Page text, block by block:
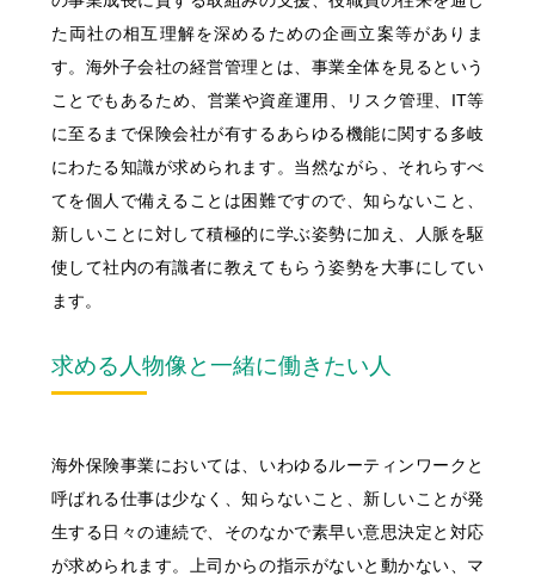
多様な人財が活躍する会社
ひとに健康を、まちに元気を。
明治安田ブランドサイト
明治安田Ｊリーグ
明治安田公式ホームページ
女子プロゴルフ協賛
明治安田公式ホームページ
明治安田公式ホームページ
た両社の相互理解を深めるための企画立案等がありま
す。海外子会社の経営管理とは、事業全体を見るという
ことでもあるため、営業や資産運用、リスク管理、IT等
に至るまで保険会社が有するあらゆる機能に関する多岐
にわたる知識が求められます。当然ながら、それらすべ
てを個人で備えることは困難ですので、知らないこと、
新しいことに対して積極的に学ぶ姿勢に加え、人脈を駆
使して社内の有識者に教えてもらう姿勢を大事にしてい
ます。
求める人物像と一緒に働きたい人
海外保険事業においては、いわゆるルーティンワークと
呼ばれる仕事は少なく、知らないこと、新しいことが発
生する日々の連続で、そのなかで素早い意思決定と対応
が求められます。上司からの指示がないと動かない、マ